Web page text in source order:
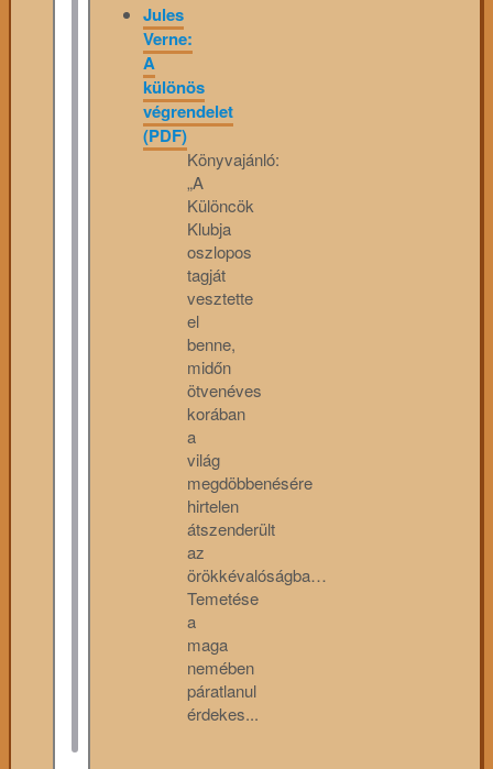
Jules
Verne:
A
különös
végrendelet
(PDF)
Könyvajánló:
„A
Különcök
Klubja
oszlopos
tagját
vesztette
el
benne,
midőn
ötvenéves
korában
a
világ
megdöbbenésére
hirtelen
átszenderült
az
örökkévalóságba…
Temetése
a
maga
nemében
páratlanul
érdekes...